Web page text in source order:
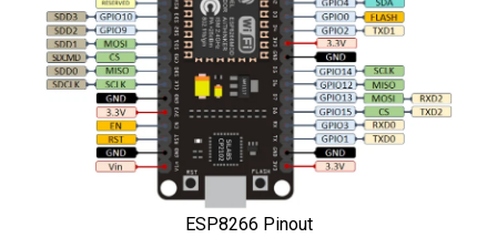
ESP8266 Pinout